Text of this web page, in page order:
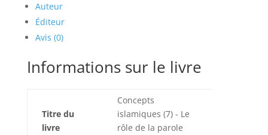
Auteur
Éditeur
Avis (0)
Informations sur le livre
Titre du
livre
Concepts
islamiques (7) - Le
rôle de la parole